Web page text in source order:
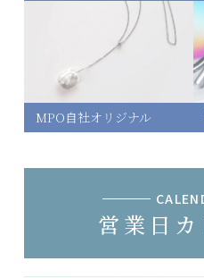
169,100円(内税)
11号
169,100円(内税)
12号
MPO自社オリジナル
営業日